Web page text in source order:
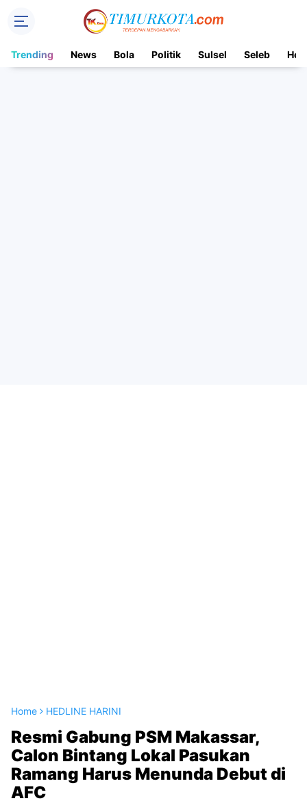
Trending News Bola Politik Sulsel Seleb Hot
Home HEDLINE HARINI
Resmi Gabung PSM Makassar,
Calon Bintang Lokal Pasukan
Ramang Harus Menunda Debut di
AFC